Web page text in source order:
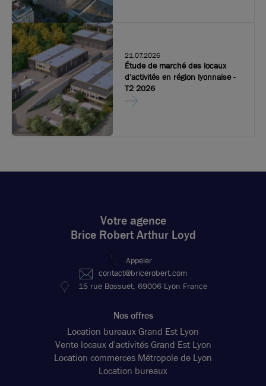
21.07.2026
Étude de marché des locaux
d'activités en région lyonnaise -
T2 2026
Votre agence
Brice Robert Arthur Loyd
Appeler
contact@bricerobert.com
15 rue Bossuet, 69006 Lyon France
Nos offres
Location bureaux Grand Est Lyon
Vente locaux d'activités Grand Est Lyon
Location commerces Métropole de Lyon
Location bureaux